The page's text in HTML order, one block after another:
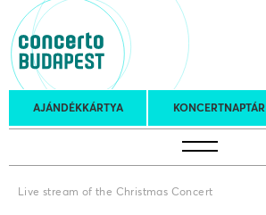
AJÁNDÉKKÁRTYA KONCERTNAPTÁR
Koncertnaptár
turnék
Kulturális
Program
Live stream of the Christmas Concert